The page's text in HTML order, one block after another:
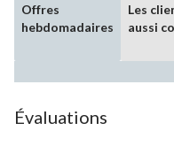
Offres
hebdomadaires
Les
aussi
Évaluations